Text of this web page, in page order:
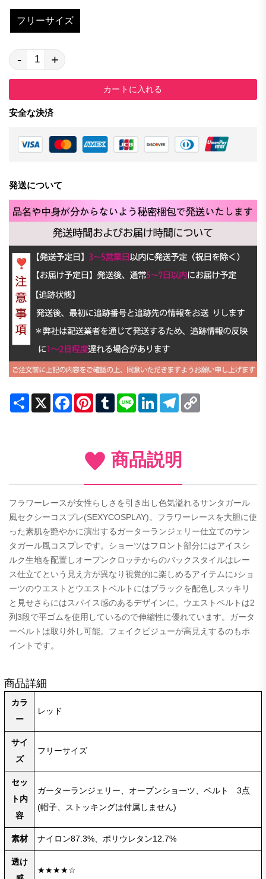
フリーサイズ
- +
カートに入れる
安全な決済
発送について
Share X FacebookPinterestTumblrLine LinkedInTelegram
商品説明
フラワーレースが女性らしさを引き出し色気溢れるサンタガール
風セクシーコスプレ(SEXYCOSPLAY)。フラワーレースを大胆に使
った素肌を艶やかに演出するガーターランジェリー仕立てのサン
タガール風コスプレです。ショーツはフロント部分にはアイスシ
ルク生地を配置しオープンクロッチからのバックスタイルはレー
ス仕立てという見え方が異なり視覚的に楽しめるアイテムに♪ショ
ーツのウエストとウエストベルトにはブラックを配色しスッキリ
と見せさらにはスパイス感のあるデザインに。ウエストベルトは2
列3段で平ゴムを使用しているので伸縮性に優れています。ガータ
ーベルトは取り外し可能。フェイクビジューが高見えするのもポ
イントです。
商品詳細
カラ
ー
レッド
サイ
ズ
フリーサイズ
セッ
ト内
容
ガーターランジェリー、オープンショーツ、ベルト 3点
(帽子、ストッキングは付属しません)
素材 ナイロン87.3%、ポリウレタン12.7%
透け
★★★★☆